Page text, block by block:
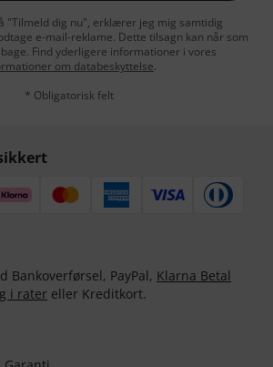
"Tilmeld dig nu", erklærer jeg mig samtidig
e-mail-reklame. Dette tilsagn kan når som
Find yderligere informationer i vores
om databeskyttelse.
* Obligatorisk felt
Bankoverførsel, PayPal, Klarna Betal
i rater eller Kreditkort.